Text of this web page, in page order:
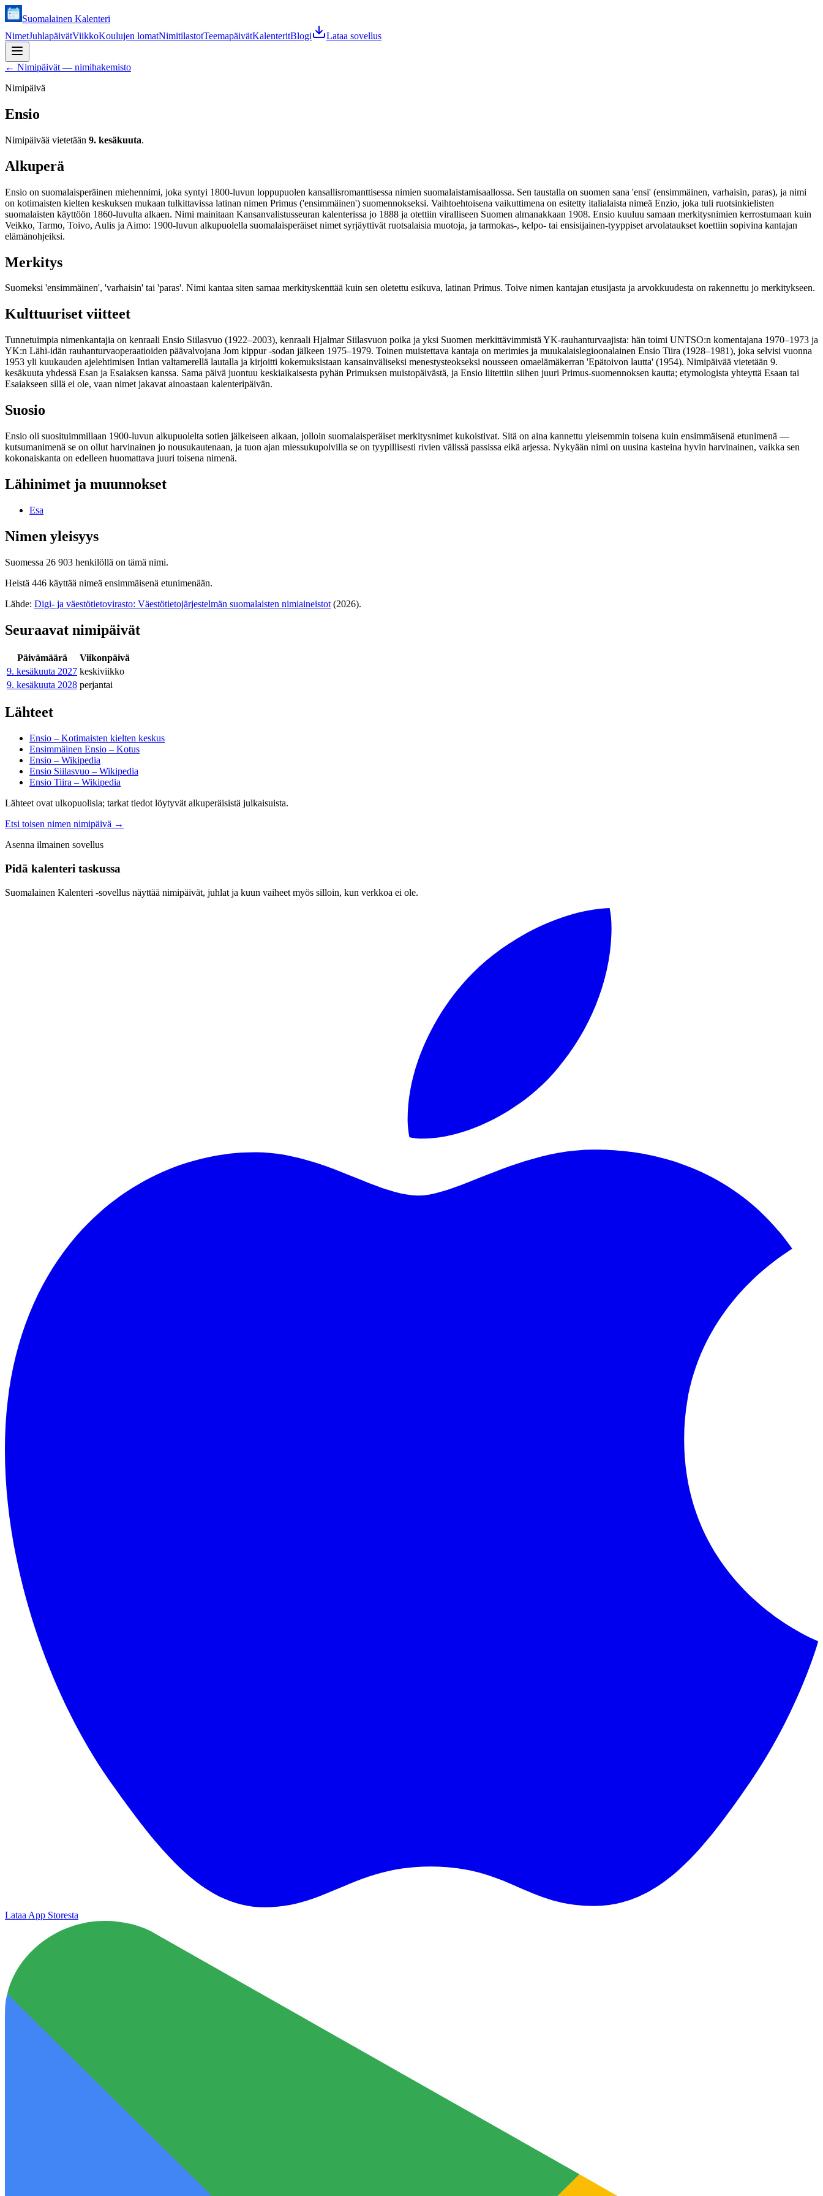
Suomalainen Kalenteri
NimetJuhlapäivätViikkoKoulujen lomatNimitilastotTeemapäivätKalenteritBlogi Lataa sovellus
← Nimipäivät — nimihakemisto
Nimipäivä
Ensio
Nimipäivää vietetään 9. kesäkuuta.
Alkuperä
Ensio on suomalaisperäinen miehennimi, joka syntyi 1800-luvun loppupuolen kansallisromanttisessa nimien suomalaistamisaallossa. Sen taustalla on suomen sana 'ensi' (ensimmäinen, varhaisin, paras), ja nimi
on kotimaisten kielten keskuksen mukaan tulkittavissa latinan nimen Primus ('ensimmäinen') suomennokseksi. Vaihtoehtoisena vaikuttimena on esitetty italialaista nimeä Enzio, joka tuli ruotsinkielisten
suomalaisten käyttöön 1860-luvulta alkaen. Nimi mainitaan Kansanvalistusseuran kalenterissa jo 1888 ja otettiin viralliseen Suomen almanakkaan 1908. Ensio kuuluu samaan merkitysnimien kerrostumaan kuin
Veikko, Tarmo, Toivo, Aulis ja Aimo: 1900-luvun alkupuolella suomalaisperäiset nimet syrjäyttivät ruotsalaisia muotoja, ja tarmokas-, kelpo- tai ensisijainen-tyyppiset arvolataukset koettiin sopivina kantajan
elämänohjeiksi.
Merkitys
Suomeksi 'ensimmäinen', 'varhaisin' tai 'paras'. Nimi kantaa siten samaa merkityskenttää kuin sen oletettu esikuva, latinan Primus. Toive nimen kantajan etusijasta ja arvokkuudesta on rakennettu jo merkitykseen.
Kulttuuriset viitteet
Tunnetuimpia nimenkantajia on kenraali Ensio Siilasvuo (1922–2003), kenraali Hjalmar Siilasvuon poika ja yksi Suomen merkittävimmistä YK-rauhanturvaajista: hän toimi UNTSO:n komentajana 1970–1973 ja
YK:n Lähi-idän rauhanturvaoperaatioiden päävalvojana Jom kippur -sodan jälkeen 1975–1979. Toinen muistettava kantaja on merimies ja muukalaislegioonalainen Ensio Tiira (1928–1981), joka selvisi vuonna
1953 yli kuukauden ajelehtimisen Intian valtamerellä lautalla ja kirjoitti kokemuksistaan kansainväliseksi menestysteokseksi nousseen omaelämäkerran 'Epätoivon lautta' (1954). Nimipäivää vietetään 9.
kesäkuuta yhdessä Esan ja Esaiaksen kanssa. Sama päivä juontuu keskiaikaisesta pyhän Primuksen muistopäivästä, ja Ensio liitettiin siihen juuri Primus-suomennoksen kautta; etymologista yhteyttä Esaan tai
Esaiakseen sillä ei ole, vaan nimet jakavat ainoastaan kalenteripäivän.
Suosio
Ensio oli suosituimmillaan 1900-luvun alkupuolelta sotien jälkeiseen aikaan, jolloin suomalaisperäiset merkitysnimet kukoistivat. Sitä on aina kannettu yleisemmin toisena kuin ensimmäisenä etunimenä —
kutsumanimenä se on ollut harvinainen jo nousukautenaan, ja tuon ajan miessukupolvilla se on tyypillisesti rivien välissä passissa eikä arjessa. Nykyään nimi on uusina kasteina hyvin harvinainen, vaikka sen
kokonaiskanta on edelleen huomattava juuri toisena nimenä.
Lähinimet ja muunnokset
Esa
Nimen yleisyys
Suomessa 26 903 henkilöllä on tämä nimi.
Heistä 446 käyttää nimeä ensimmäisenä etunimenään.
Lähde: Digi- ja väestötietovirasto: Väestötietojärjestelmän suomalaisten nimiaineistot (2026).
Seuraavat nimipäivät
Päivämäärä
Viikonpäivä
9. kesäkuuta 2027 keskiviikko
9. kesäkuuta 2028 perjantai
Lähteet
Ensio – Kotimaisten kielten keskus
Ensimmäinen Ensio – Kotus
Ensio – Wikipedia
Ensio Siilasvuo – Wikipedia
Ensio Tiira – Wikipedia
Lähteet ovat ulkopuolisia; tarkat tiedot löytyvät alkuperäisistä julkaisuista.
Etsi toisen nimen nimipäivä →
Asenna ilmainen sovellus
Pidä kalenteri taskussa
Suomalainen Kalenteri ‑sovellus näyttää nimipäivät, juhlat ja kuun vaiheet myös silloin, kun verkkoa ei ole.
Lataa App Storesta